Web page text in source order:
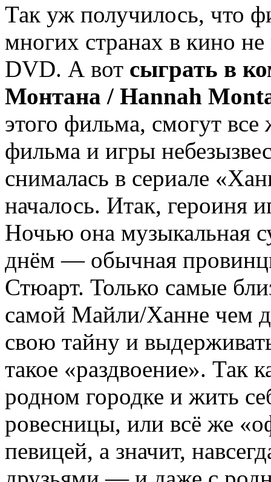
Так уж получилось, что
многих странах в кино
DVD. А вот сыграть в
Монтана / Hannah
этого фильма, смогут
фильма и игры
снималась в сериале
началось. Итак, героиня
Ночью она музыкальная
днём — обычная
Стюарт. Только самые
самой Майли/Ханне чем
свою тайну и
такое «раздвоение». Так
родном городке и жить
ровесницы, или всё же
певицей, а значит,